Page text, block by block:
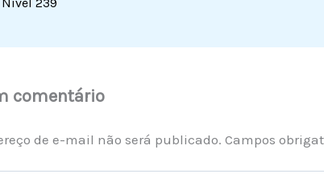
comentário
de e-mail não será publicado. Campos